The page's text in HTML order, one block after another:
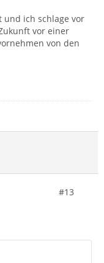
und ich schlage vor
vor einer
von den
#13